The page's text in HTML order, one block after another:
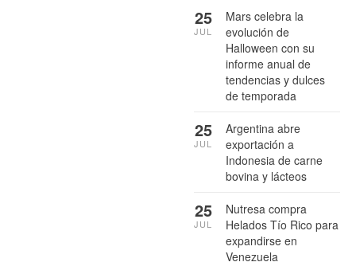
Mars celebra la
evolución de
Halloween con su
informe anual de
tendencias y dulces
de temporada
25
JUL
Argentina abre
exportación a
Indonesia de carne
bovina y lácteos
25
JUL
Nutresa compra
Helados Tío Rico para
expandirse en
Venezuela
25
JUL